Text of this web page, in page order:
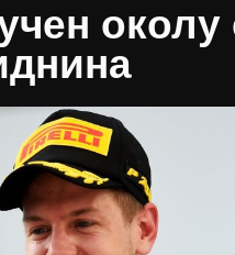
околу